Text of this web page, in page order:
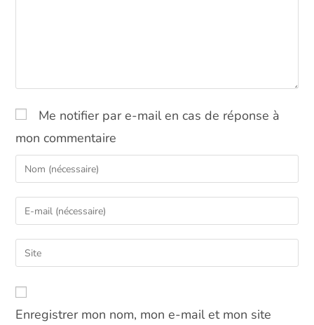
Me notifier par e-mail en cas de réponse à
mon commentaire
Enter
your
name
comment
Enter
your
email
address
Saisir
l’URL
votre
site
Enregistrer mon nom, mon e-mail et mon site